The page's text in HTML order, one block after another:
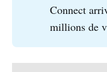
Connect
millions de